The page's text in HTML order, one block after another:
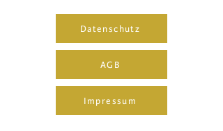
Datenschutz
AGB
Impressum